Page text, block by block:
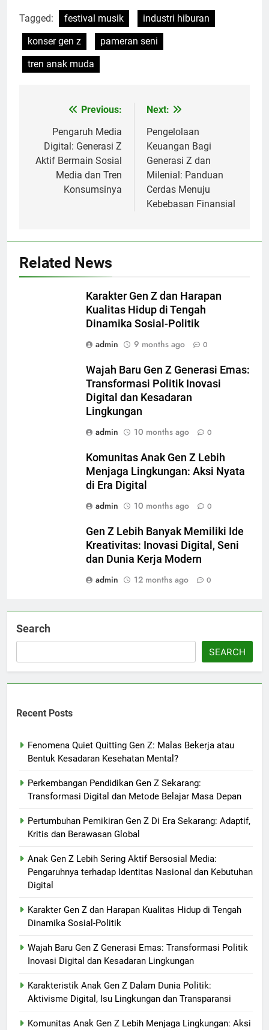
Tagged: festival musik
industri hiburan
konser gen z
pameran seni
tren anak muda
navigation
Previous:
Pengaruh Media
Digital: Generasi Z
Aktif Bermain Sosial
Media dan Tren
Konsumsinya
Next:
Pengelolaan
Keuangan Bagi
Generasi Z dan
Milenial: Panduan
Cerdas Menuju
Kebebasan Finansial
Related News
Karakter Gen Z dan Harapan
Kualitas Hidup di Tengah
Dinamika Sosial-Politik
admin
9 months ago 0
Wajah Baru Gen Z Generasi Emas:
Transformasi Politik Inovasi
Digital dan Kesadaran
Lingkungan
admin
10 months ago 0
Komunitas Anak Gen Z Lebih
Menjaga Lingkungan: Aksi Nyata
di Era Digital
admin
10 months ago 0
Gen Z Lebih Banyak Memiliki Ide
Kreativitas: Inovasi Digital, Seni
dan Dunia Kerja Modern
admin
12 months ago 0
Search
SEARCH
Recent Posts
Fenomena Quiet Quitting Gen Z: Malas Bekerja atau
Bentuk Kesadaran Kesehatan Mental?
Perkembangan Pendidikan Gen Z Sekarang:
Transformasi Digital dan Metode Belajar Masa Depan
Pertumbuhan Pemikiran Gen Z Di Era Sekarang: Adaptif,
Kritis dan Berawasan Global
Anak Gen Z Lebih Sering Aktif Bersosial Media:
Pengaruhnya terhadap Identitas Nasional dan Kebutuhan
Digital
Karakter Gen Z dan Harapan Kualitas Hidup di Tengah
Dinamika Sosial-Politik
Wajah Baru Gen Z Generasi Emas: Transformasi Politik
Inovasi Digital dan Kesadaran Lingkungan
Karakteristik Anak Gen Z Dalam Dunia Politik:
Aktivisme Digital, Isu Lingkungan dan Transparansi
Komunitas Anak Gen Z Lebih Menjaga Lingkungan: Aksi